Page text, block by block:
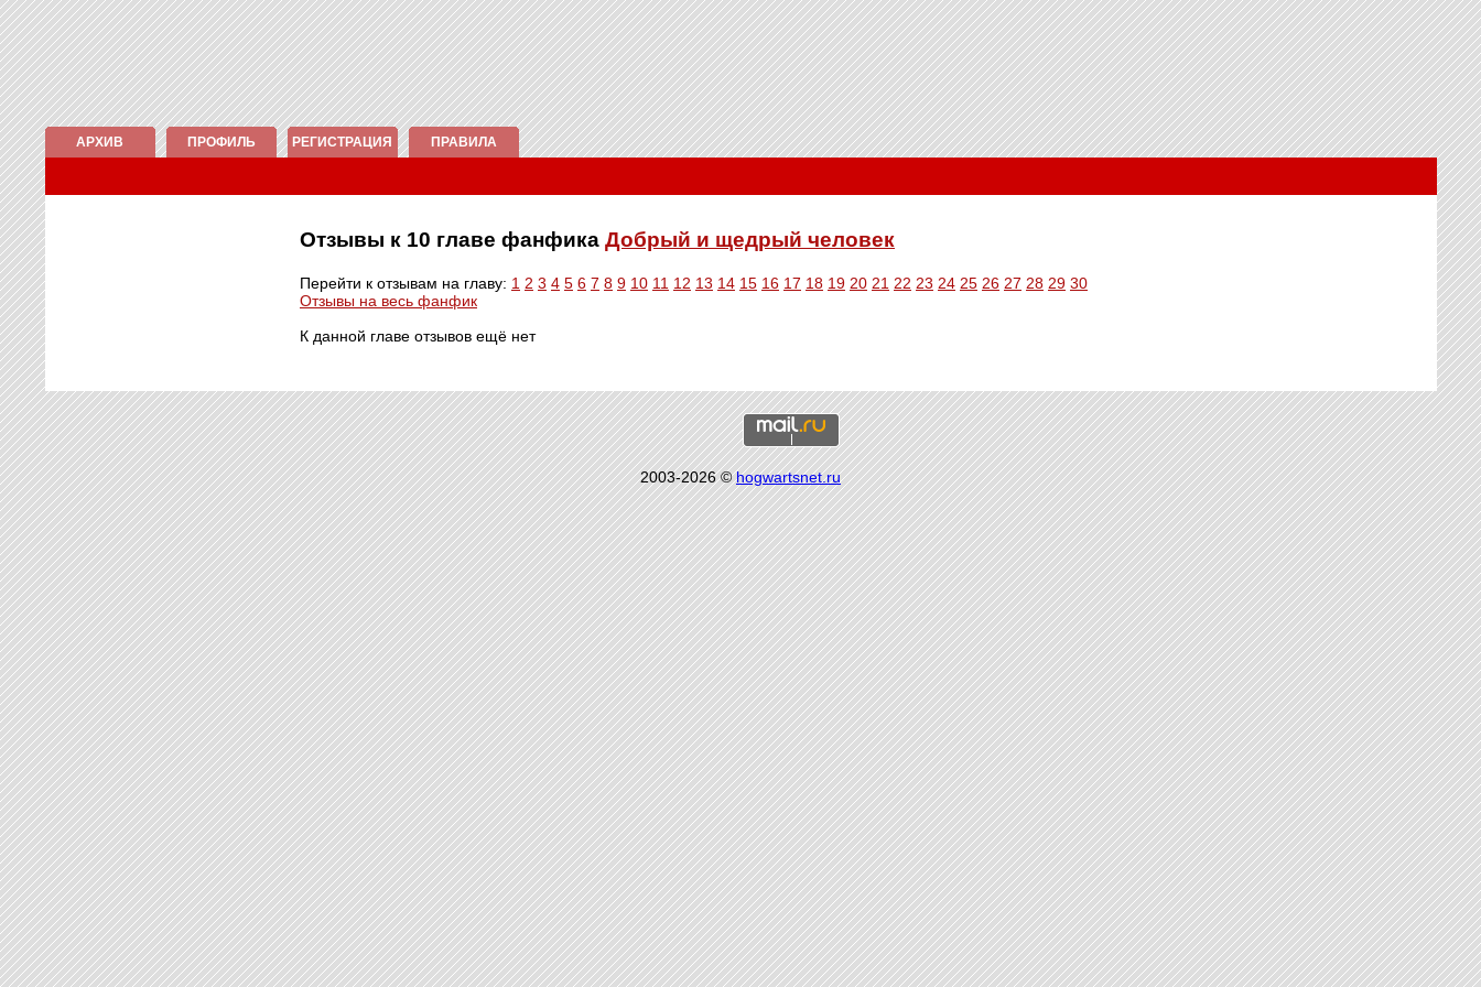
АРХИВ ПРОФИЛЬ РЕГИСТРАЦИЯ ПРАВИЛА
Отзывы к 10 главе фанфика Добрый и щедрый человек
Перейти к отзывам на главу: 1 2 3 4 5 6 7 8 9 10 11 12 13 14 15 16 17 18 19 20 21 22 23 24 25 26 27 28 29 30
Отзывы на весь фанфик
К данной главе отзывов ещё нет
2003-2026 ©hogwartsnet.ru